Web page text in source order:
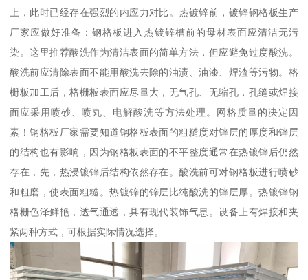
上，此时已经存在强烈的内应力对比。热镀锌前，镀锌钢格板生产
厂家应做好准备：钢格板进入热镀锌槽前的母材表面应清洁无污
染。这里推荐酸洗作为清洁表面的简单方法，但应避免过度酸洗。
酸洗前应清除表面不能用酸洗去除的油渍、油漆、焊渣等污物。格
栅板加工后，格栅板表面应尽量大，无气孔、无缩孔，孔缝或焊接
面应采用喷砂、喷丸、电解酸洗等方法处理。网格质量的决定因
素！钢格板厂家需要知道钢格板表面的粗糙度对锌层的厚度和锌层
的结构也有影响，因为钢格板表面的不平整度通常在热镀锌后仍然
存在，先，热浸镀锌后结构依然存在。酸洗前可对钢格板进行喷砂
和粗磨，使表面粗糙。热镀锌的锌层比纯酸洗的锌层厚。热镀锌钢
格栅色泽鲜艳，透气通透，具有现代装饰气息。设备上有焊接和夹
紧两种方式，可根据实际情况选择。